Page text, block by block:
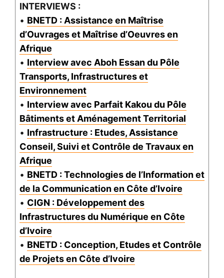
INTERVIEWS :
• BNETD : Assistance en Maîtrise
d’Ouvrages et Maîtrise d’Oeuvres en
Afrique
• Interview avec Aboh Essan du Pôle
Transports, Infrastructures et
Environnement
• Interview avec Parfait Kakou du Pôle
Bâtiments et Aménagement Territorial
• Infrastructure : Etudes, Assistance
Conseil, Suivi et Contrôle de Travaux en
Afrique
• BNETD : Technologies de l’Information et
de la Communication en Côte d’Ivoire
• CIGN : Développement des
Infrastructures du Numérique en Côte
d’Ivoire
• BNETD : Conception, Etudes et Contrôle
de Projets en Côte d’Ivoire